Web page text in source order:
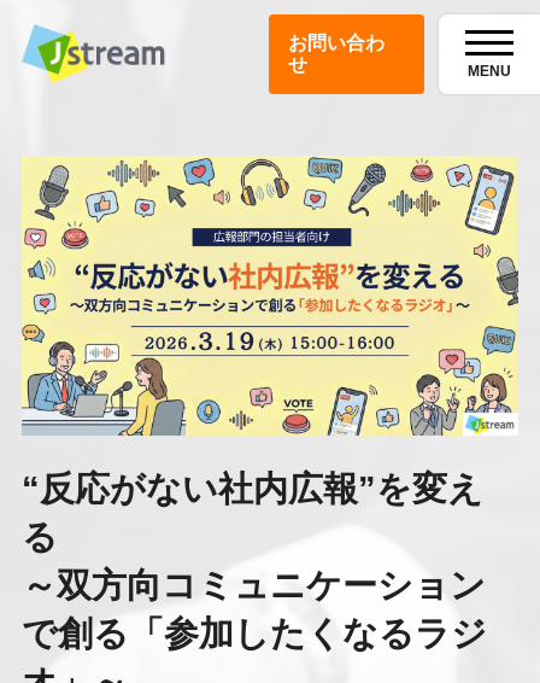
お問い合わ
せ
MENU
“反応がない社内広報”を変え
る
～双方向コミュニケーション
で創る「参加したくなるラジ